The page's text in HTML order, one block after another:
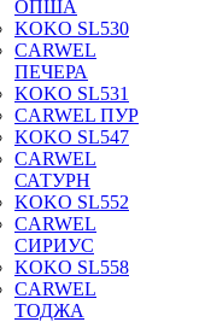
ОПША
KOKO SL530
CARWEL
ПЕЧЕРА
KOKO SL531
CARWEL ПУР
KOKO SL547
CARWEL
САТУРН
KOKO SL552
CARWEL
СИРИУС
KOKO SL558
CARWEL
ТОДЖА